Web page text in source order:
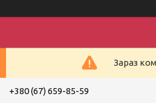
Зараз
+380 (67) 659-85-59